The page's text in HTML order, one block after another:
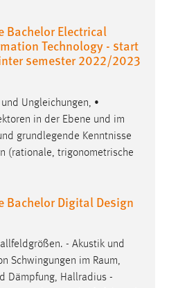
Bachelor Electrical
Technology - start
semester 2022/2023
Ungleichungen, •
in der Ebene und im
grundlegende Kenntnisse
(rationale, trigonometrische
Bachelor Digital Design
- Akustik und
Schwingungen im Raum,
Dämpfung, Hallradius -